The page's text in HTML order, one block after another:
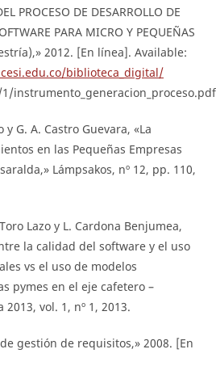
PROCESO DE DESARROLLO DE
PARA MICRO Y PEQUEÑAS
2012. [En línea]. Available:
biblioteca_digital/
y G. A. Castro Guevara, «La
en las Pequeñas Empresas
Lámpsakos, nº 12, pp. 110,
Lazo y L. Cardona Benjumea,
la calidad del software y el uso
vs el uso de modelos
pymes en el eje cafetero –
vol. 1, nº 1, 2013.
gestión de requisitos,» 2008. [En